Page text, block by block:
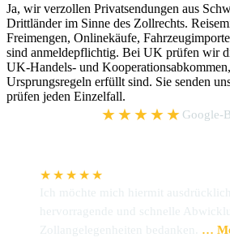
Ja, wir verzollen Privatsendungen aus
Drittländer im Sinne des Zollrechts.
Freimengen, Onlinekäufe,
sind anmeldepflichtig. Bei UK prüfen wir
UK-Handels- und
Ursprungsregeln erfüllt sind. Sie senden
prüfen jeden Einzelfall.
★★★★★ Google-
★★★★★
Ich möchte mich hiermit
hervorragende und schnelle
Zollangelegenheiten bedanken.
…